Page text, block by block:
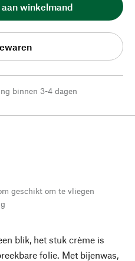
winkelmand
binnen 3-4 dagen
geschikt om te vliegen
blik, het stuk crème is
folie. Met bijenwas,